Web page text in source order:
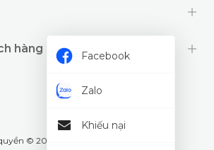
hàng
© 2024 thuộc về
Facebook
Zalo
Khiếu nại